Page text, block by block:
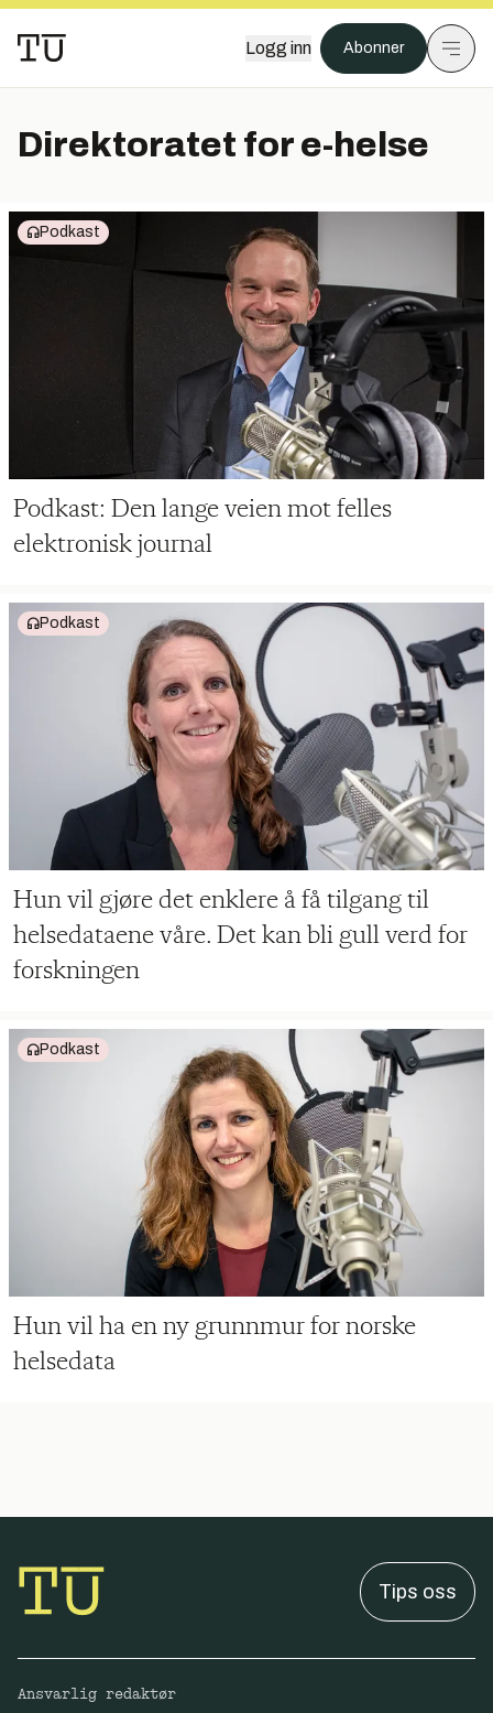
Logg inn Abonner
Direktoratet for e-helse
Podkast
Podkast: Den lange veien mot felles
elektronisk journal
Podkast
Hun vil gjøre det enklere å få tilgang til
helsedataene våre. Det kan bli gull verd for
forskningen
Podkast
Hun vil ha en ny grunnmur for norske
helsedata
Tips oss
Ansvarlig redaktør